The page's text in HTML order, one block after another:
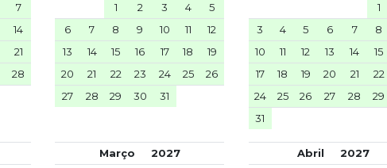
7
14
21
28
1
2 3 4
5
6
7 8 9 10 11
12
13
14 15 16 17 18
19
20
21 22 23 24 25
26
27
28 29 30 31
1
3
4 5 6 7 8
10
11 12 13 14 15
17
18 19 20 21 22
24
25 26 27 28 29
31
Março 2027
Abril 2027